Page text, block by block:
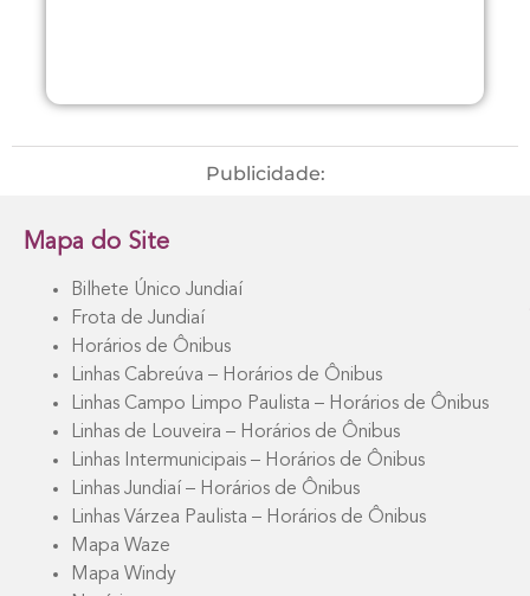
Publicidade:
Mapa do Site
Bilhete Único Jundiaí
Frota de Jundiaí
Horários de Ônibus
Linhas Cabreúva – Horários de Ônibus
Linhas Campo Limpo Paulista – Horários de Ônibus
Linhas de Louveira – Horários de Ônibus
Linhas Intermunicipais – Horários de Ônibus
Linhas Jundiaí – Horários de Ônibus
Linhas Várzea Paulista – Horários de Ônibus
Mapa Waze
Mapa Windy